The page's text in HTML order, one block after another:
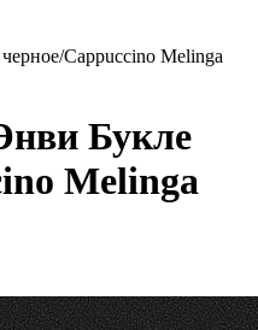
Cappuccino Melinga
Букле
Melinga